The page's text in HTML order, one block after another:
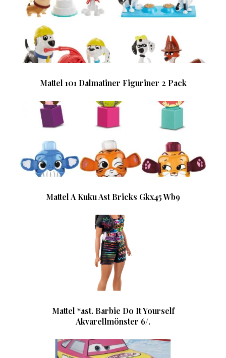
Mattel 101 Dalmatiner Figuriner 2 Pack
Mattel A Kuku Ast Bricks Gkx45 Wb9
Mattel *ast. Barbie Do It Yourself
Akvarellmönster 6/.